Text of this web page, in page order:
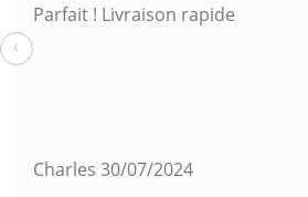
Parfait ! Livraison rapide
Charles 30/07/2024
‹